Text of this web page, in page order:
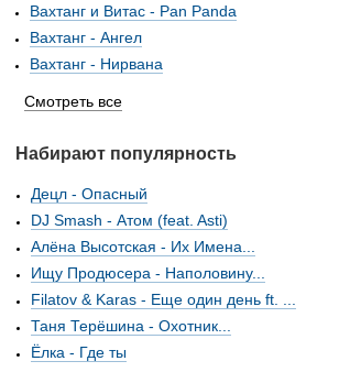
Вахтанг и Витас - Pan Panda
Вахтанг - Ангел
Вахтанг - Нирвана
Смотреть все
Набирают популярность
Децл - Опасный
DJ Smash - Атом (feat. Asti)
Алёна Высотская - Их Имена...
Ищу Продюсера - Наполовину...
Filatov & Karas - Еще один день ft. ...
Таня Терёшина - Охотник...
Ёлка - Где ты